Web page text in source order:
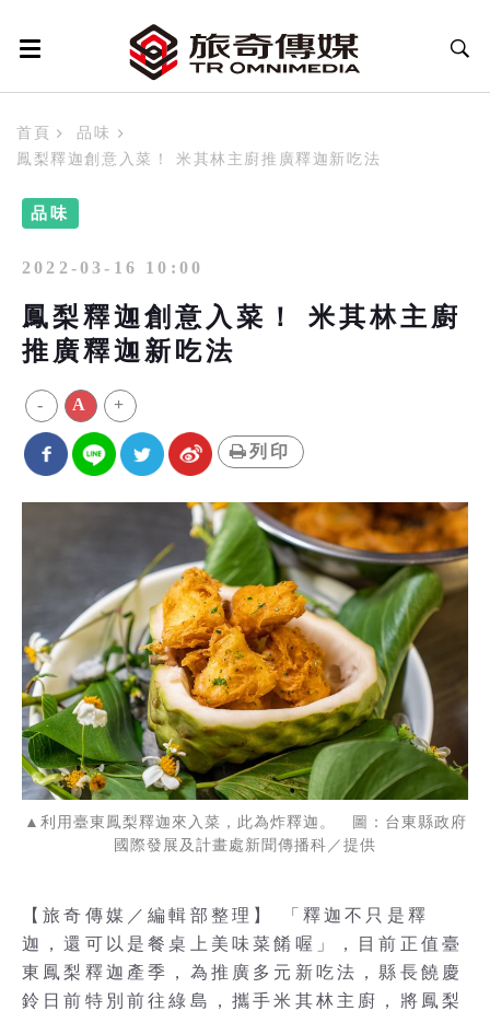
首頁
品味
鳳梨釋迦創意入菜！ 米其林主廚推廣釋迦新吃法
品味
2022-03-16 10:00
鳳梨釋迦創意入菜！ 米其林主廚
推廣釋迦新吃法
- A +
列印
▲利用臺東鳳梨釋迦來入菜，此為炸釋迦。 圖：台東縣政府
國際發展及計畫處新聞傳播科／提供
【旅奇傳媒／編輯部整理】 「釋迦不只是釋
迦，還可以是餐桌上美味菜餚喔」，目前正值臺
東鳳梨釋迦產季，為推廣多元新吃法，縣長饒慶
鈴日前特別前往綠島，攜手米其林主廚，將鳳梨